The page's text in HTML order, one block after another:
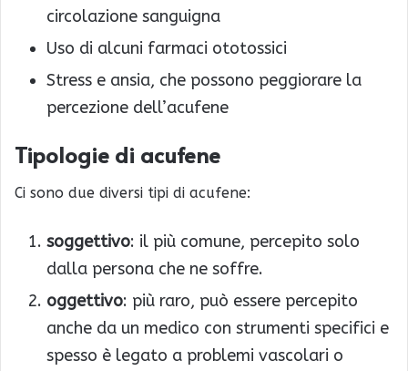
circolazione sanguigna
Uso di alcuni farmaci ototossici
Stress e ansia, che possono peggiorare la
percezione dell’acufene
Tipologie di acufene
Ci sono due diversi tipi di acufene:
soggettivo: il più comune, percepito solo
dalla persona che ne soffre.
oggettivo: più raro, può essere percepito
anche da un medico con strumenti specifici e
spesso è legato a problemi vascolari o